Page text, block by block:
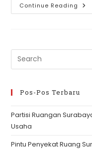
Continue Reading 6
Pos-Pos Terbaru
Partisi Ruangan
Usaha
Pintu Penyekat Ruang